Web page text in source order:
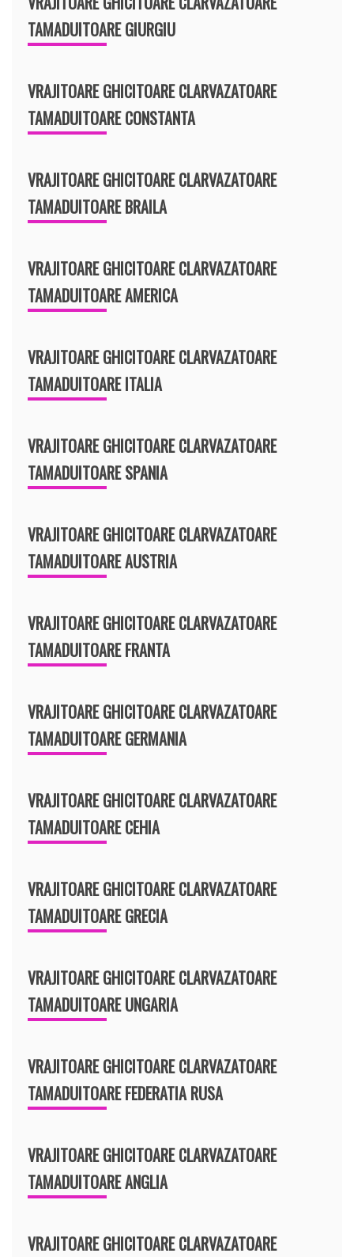
TAMADUITOARE GIURGIU
VRAJITOARE GHICITOARE CLARVAZATOARE
TAMADUITOARE CONSTANTA
VRAJITOARE GHICITOARE CLARVAZATOARE
TAMADUITOARE BRAILA
VRAJITOARE GHICITOARE CLARVAZATOARE
TAMADUITOARE AMERICA
VRAJITOARE GHICITOARE CLARVAZATOARE
TAMADUITOARE ITALIA
VRAJITOARE GHICITOARE CLARVAZATOARE
TAMADUITOARE SPANIA
VRAJITOARE GHICITOARE CLARVAZATOARE
TAMADUITOARE AUSTRIA
VRAJITOARE GHICITOARE CLARVAZATOARE
TAMADUITOARE FRANTA
VRAJITOARE GHICITOARE CLARVAZATOARE
TAMADUITOARE GERMANIA
VRAJITOARE GHICITOARE CLARVAZATOARE
TAMADUITOARE CEHIA
VRAJITOARE GHICITOARE CLARVAZATOARE
TAMADUITOARE GRECIA
VRAJITOARE GHICITOARE CLARVAZATOARE
TAMADUITOARE UNGARIA
VRAJITOARE GHICITOARE CLARVAZATOARE
TAMADUITOARE FEDERATIA RUSA
VRAJITOARE GHICITOARE CLARVAZATOARE
TAMADUITOARE ANGLIA
VRAJITOARE GHICITOARE CLARVAZATOARE